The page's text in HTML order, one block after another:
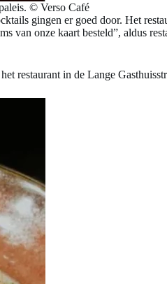
© Verso Café
gingen er goed door. Het
van onze kaart besteld”, aldus
restaurant in de Lange